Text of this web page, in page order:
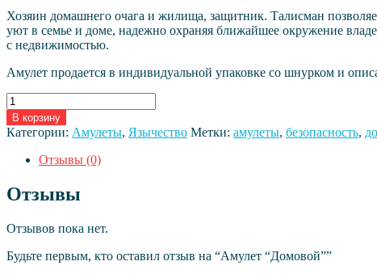
Хозяин домашнего очага и жилища, защитник. Талисман
уют в семье и доме, надежно охраняя ближайшее окружение
с недвижимостью.
Амулет продается в индивидуальной упаковке со шнурком и
Количество
товара
Амулет
"Домовой"
В корзину
Категории: Амулеты, Язычество Метки: амулеты, безопасность,
Отзывы (0)
Отзывы
Отзывов пока нет.
Будьте первым, кто оставил отзыв на “Амулет “Домовой””